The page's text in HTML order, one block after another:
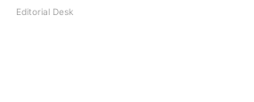
Editorial Desk